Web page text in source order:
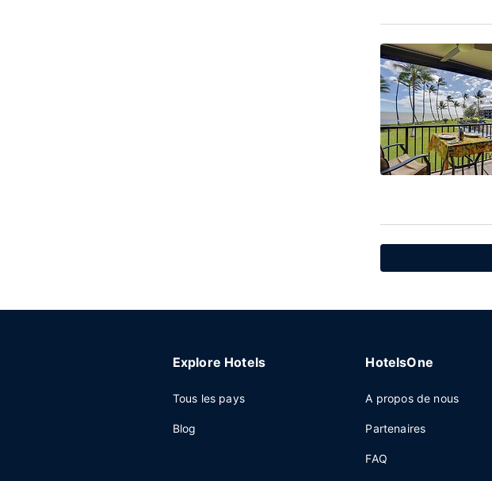
Explore Hotels
Tous les pays
Blog
HotelsOne
A propos de nous
Partenaires
FAQ